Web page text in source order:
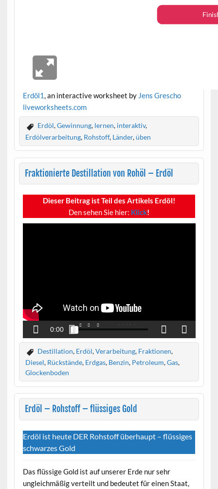
Erdöl1, an interactive worksheet by Jens Grescho
liveworksheets.com
Erdöl,Gewinnung, lernen, interaktiv,
Erdölverarbeitung, Rohstoff, Länder,üben
Fraktionierte Destillation von Rohöl – Erdöl
Dieser Beitrag ist Teil des Artikels Erdöl!
Den sehen Sie hier: Klick!
Destillation, Erdöl,Verarbeitung, Fraktionen,
Diesel, Rückstände, Erdgas, Benzin, Petroleum,Gas,
Glockenboden
Erdöl – Rohstoff – flüssiges Gold
Erdöl ist heute DER Rohstoff überhaupt – flüssiges
schwarzes Gold
Das flüssige Gold ist auf unserer Erde nur sehr
ungleichmäßig verteilt und bedeutet für einen Staat,